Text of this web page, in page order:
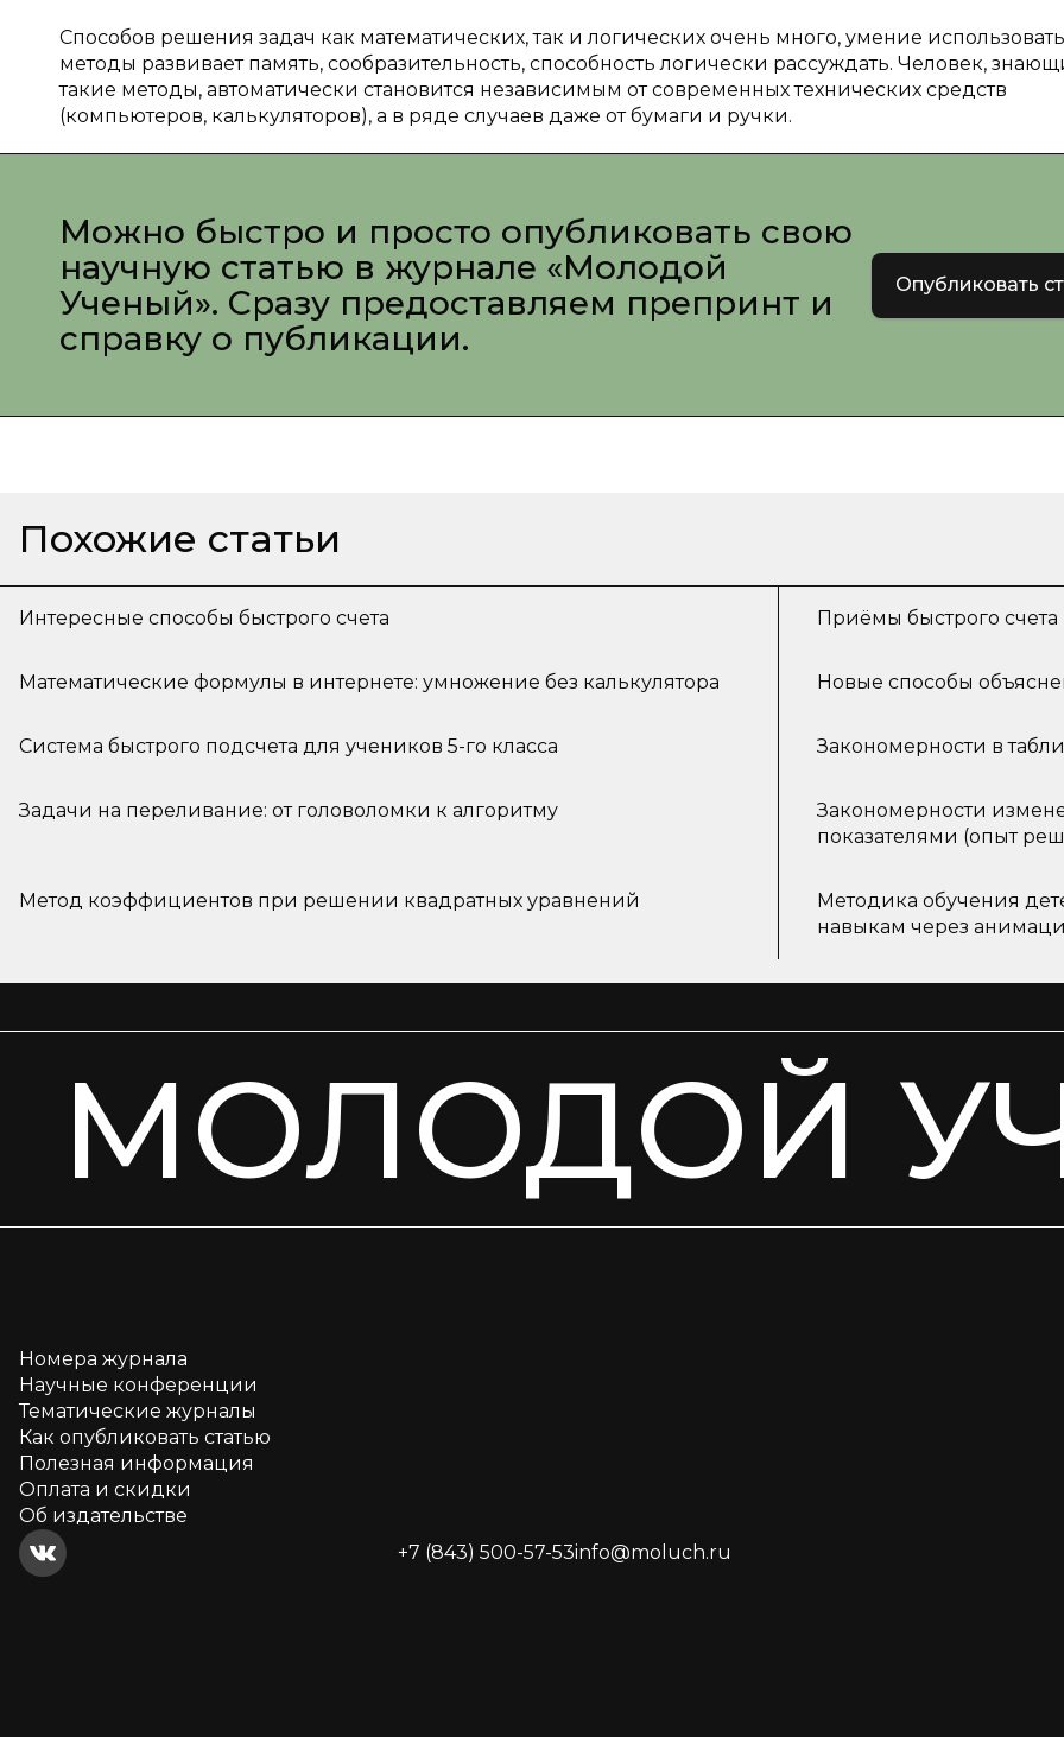
Способов решения задач как математических, так и логических очень много, умение
методы развивает память, сообразительность, способность логически рассуждать. Человек,
такие методы, автоматически становится независимым от современных технических средств
(компьютеров, калькуляторов), а в ряде случаев даже от бумаги и ручки.
Можно быстро и просто опубликовать свою
научную статью в журнале «Молодой
Ученый». Сразу предоставляем препринт и
справку о публикации.
Опубликовать
Похожие статьи
Интересные способы быстрого счета Приёмы быстрого счета
Математические формулы в интернете: умножение без калькулятора Новые способы
Система быстрого подсчета для учеников 5-го класса Закономерности в
Задачи на переливание: от головоломки к алгоритму
Закономерности
показателями (опыт
Метод коэффициентов при решении квадратных уравнений
Методика обучения
навыкам через
МОЛОДОЙ
Номера журнала
Научные конференции
Тематические журналы
Как опубликовать статью
Полезная информация
Оплата и скидки
Об издательстве
+7 (843) 500-57-53info@moluch.ru